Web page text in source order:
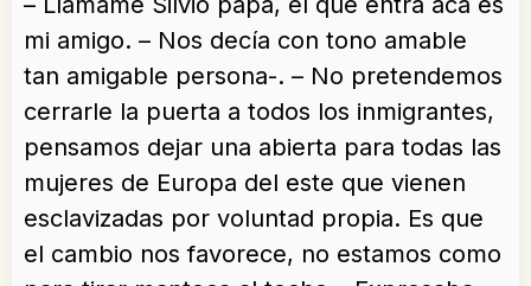
mi amigo. – Nos decía con tono amable
tan amigable persona-. – No pretendemos
cerrarle la puerta a todos los inmigrantes,
pensamos dejar una abierta para todas las
mujeres de Europa del este que vienen
esclavizadas por voluntad propia. Es que
el cambio nos favorece, no estamos como